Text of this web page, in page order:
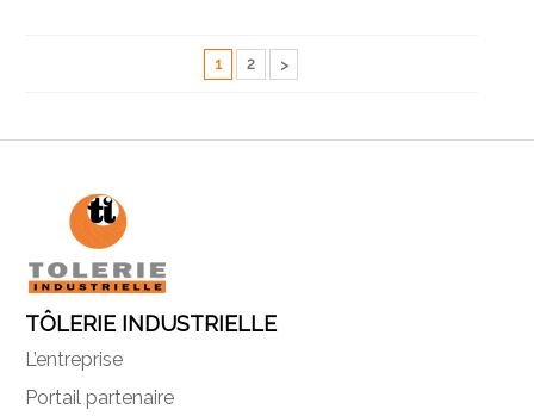
1 2
TÔLERIE INDUSTRIELLE
L’entreprise
Portail partenaire